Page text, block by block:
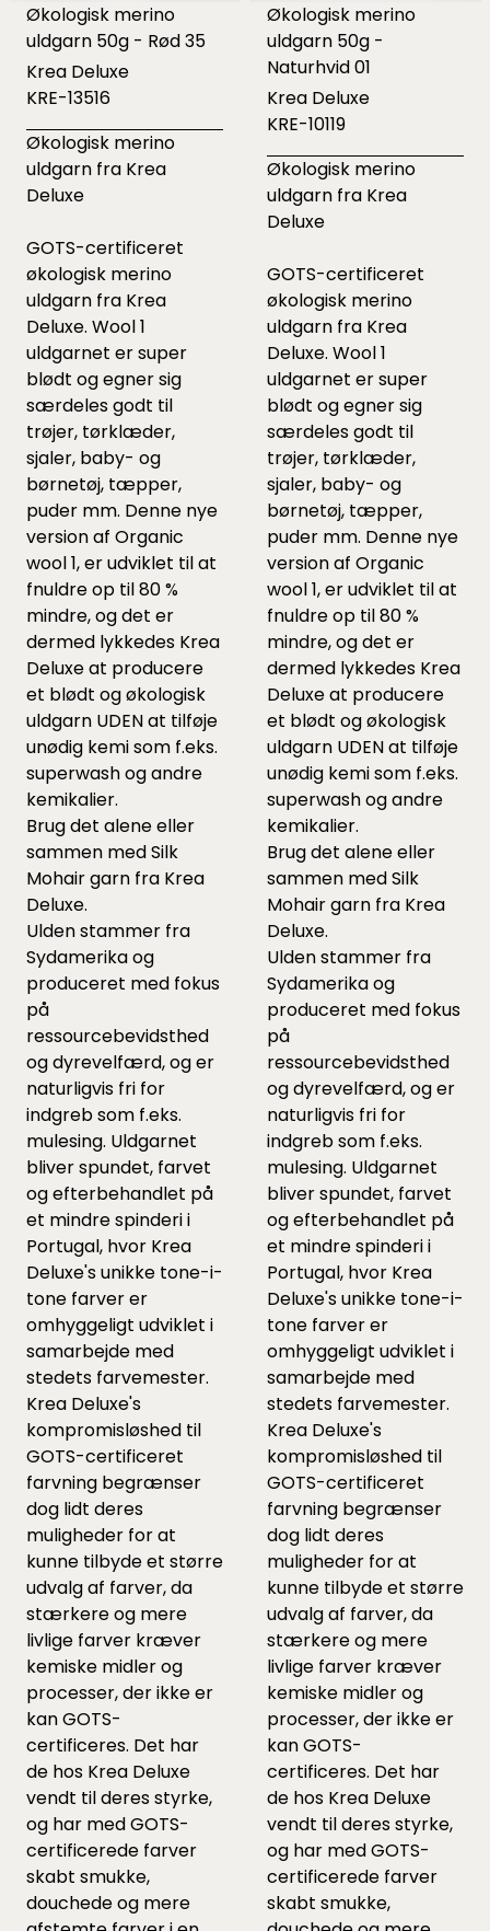
Økologisk merino
uldgarn 50g - Rød 35
Krea Deluxe
KRE-13516
Økologisk merino
uldgarn fra Krea
Deluxe
GOTS-certificeret
økologisk merino
uldgarn fra Krea
Deluxe. Wool 1
uldgarnet er super
blødt og egner sig
særdeles godt til
trøjer, tørklæder,
sjaler, baby- og
børnetøj, tæpper,
puder mm. Denne nye
version af Organic
wool 1, er udviklet til at
fnuldre op til 80 %
mindre, og det er
dermed lykkedes Krea
Deluxe at producere
et blødt og økologisk
uldgarn UDEN at tilføje
unødig kemi som f.eks.
superwash og andre
kemikalier.
Brug det alene eller
sammen med Silk
Mohair garn fra Krea
Deluxe.
Ulden stammer fra
Sydamerika og
produceret med fokus
på
ressourcebevidsthed
og dyrevelfærd, og er
naturligvis fri for
indgreb som f.eks.
mulesing. Uldgarnet
bliver spundet, farvet
og efterbehandlet på
et mindre spinderi i
Portugal, hvor Krea
Deluxe's unikke tone-i-
tone farver er
omhyggeligt udviklet i
samarbejde med
stedets farvemester.
Krea Deluxe's
kompromisløshed til
GOTS-certificeret
farvning begrænser
dog lidt deres
muligheder for at
kunne tilbyde et større
udvalg af farver, da
stærkere og mere
livlige farver kræver
kemiske midler og
processer, der ikke er
kan GOTS-
certificeres. Det har
de hos Krea Deluxe
vendt til deres styrke,
og har med GOTS-
certificerede farver
skabt smukke,
douchede og mere
Økologisk merino
uldgarn 50g -
Naturhvid 01
Krea Deluxe
KRE-10119
Økologisk merino
uldgarn fra Krea
Deluxe
GOTS-certificeret
økologisk merino
uldgarn fra Krea
Deluxe. Wool 1
uldgarnet er super
blødt og egner sig
særdeles godt til
trøjer, tørklæder,
sjaler, baby- og
børnetøj, tæpper,
puder mm. Denne nye
version af Organic
wool 1, er udviklet til at
fnuldre op til 80 %
mindre, og det er
dermed lykkedes Krea
Deluxe at producere
et blødt og økologisk
uldgarn UDEN at tilføje
unødig kemi som f.eks.
superwash og andre
kemikalier.
Brug det alene eller
sammen med Silk
Mohair garn fra Krea
Deluxe.
Ulden stammer fra
Sydamerika og
produceret med fokus
på
ressourcebevidsthed
og dyrevelfærd, og er
naturligvis fri for
indgreb som f.eks.
mulesing. Uldgarnet
bliver spundet, farvet
og efterbehandlet på
et mindre spinderi i
Portugal, hvor Krea
Deluxe's unikke tone-i-
tone farver er
omhyggeligt udviklet i
samarbejde med
stedets farvemester.
Krea Deluxe's
kompromisløshed til
GOTS-certificeret
farvning begrænser
dog lidt deres
muligheder for at
kunne tilbyde et større
udvalg af farver, da
stærkere og mere
livlige farver kræver
kemiske midler og
processer, der ikke er
kan GOTS-
certificeres. Det har
de hos Krea Deluxe
vendt til deres styrke,
og har med GOTS-
certificerede farver
skabt smukke,